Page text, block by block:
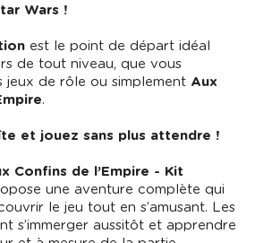
Wars ­!
est le point de départ idéal
de tout niveau, que vous
jeux de rôle ou simplement Aux
.
et jouez sans plus attendre !
Confins de l’Empire - Kit
une aventure complète qui
le jeu tout en s’amusant. Les
s’immerger aussitôt et apprendre